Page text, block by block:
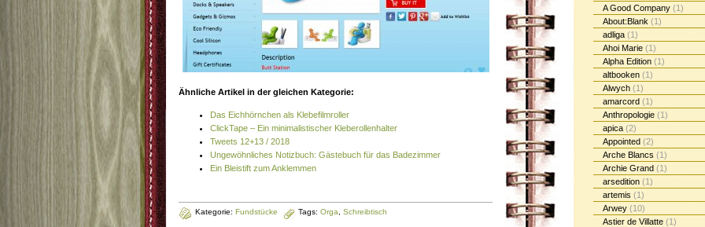
Ähnliche Artikel in der gleichen Kategorie:
Das Eichhörnchen als Klebefilmroller
ClickTape – Ein minimalistischer Kleberollenhalter
Tweets 12+13 / 2018
Ungewöhnliches Notizbuch: Gästebuch für das Badezimmer
Ein Bleistift zum Anklemmen
Kategorie: Fundstücke Tags: Orga Schreibtisch
A Good Company (1)
About:Blank (1)
adliga (1)
Ahoi Marie (1)
Alpha Edition (1)
altbooken (1)
Alwych (1)
amarcord (1)
Anthropologie (1)
apica (2)
Appointed (2)
Arche Blancs (1)
Archie Grand (1)
arsedition (1)
artemis (1)
Arwey (10)
Astier de Villatte (1)